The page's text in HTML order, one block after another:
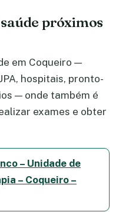
próximos
em Coqueiro —
hospitais, pronto-
— onde também é
exames e obter
– Unidade de
– Coqueiro –